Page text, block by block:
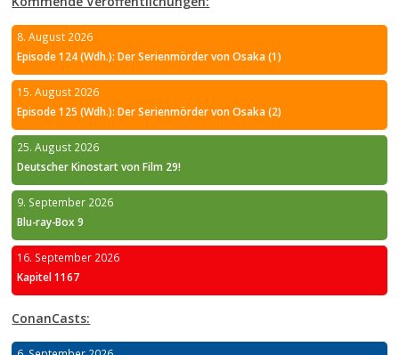
8. August 2026
Episode 124 (Wdh.): Der Serienmörder von Osaka (1)
15. August 2026
Episode 125 (Wdh.): Der Serienmörder von Osaka (2)
25. August 2026
Deutscher Kinostart von Film 29!
9. September 2026
Blu-ray-Box 9
16. September 2026
Kapitel 1167
ConanCasts: